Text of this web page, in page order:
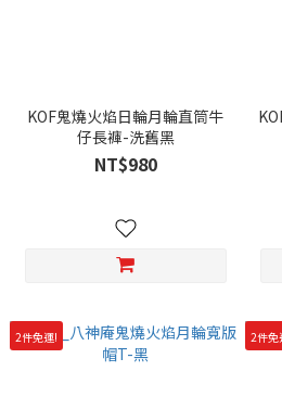
KOF鬼燒火焰日輪月輪直筒牛
仔長褲-洗舊黑
NT$980
2件免運! 2件免